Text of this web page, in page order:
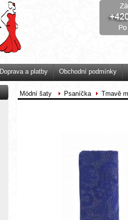
Doprava a platby Obchodní podmínky
Módní šaty Psaníčka Tmavě